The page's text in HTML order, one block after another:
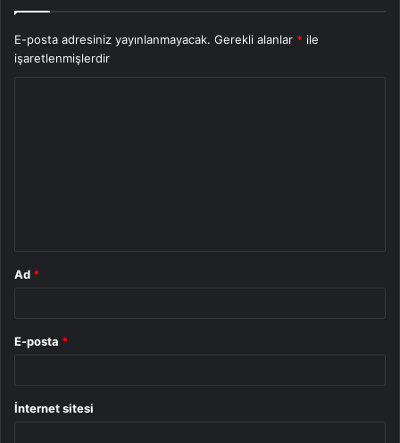
E-posta adresiniz yayınlanmayacak. Gerekli alanlar * ile
işaretlenmişlerdir
Ad *
E-posta *
İnternet sitesi